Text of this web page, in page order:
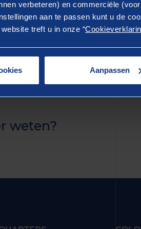
verbeteren) en commerciële
aan te passen kunt u de
treft u in onze “
Aanpassen
exercitation ullamco
dolor in reprehenderit in
Excepteur sint occaecat
id est laborum.
weten?